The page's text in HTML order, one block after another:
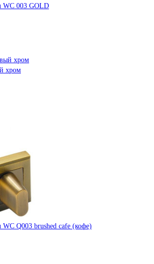
WC 003 GOLD
хром
Q003 brushed cafe (кофе)